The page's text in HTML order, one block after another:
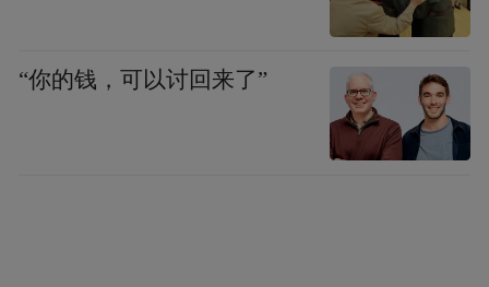
限定款系列成为焦点。该系列以齐白石绘画
作品《十二属图之如此千里》为原型，推出
了“手工卷轴如此千里”“马鬃冰箱贴”，软陶
“你的钱，可以讨回来了”